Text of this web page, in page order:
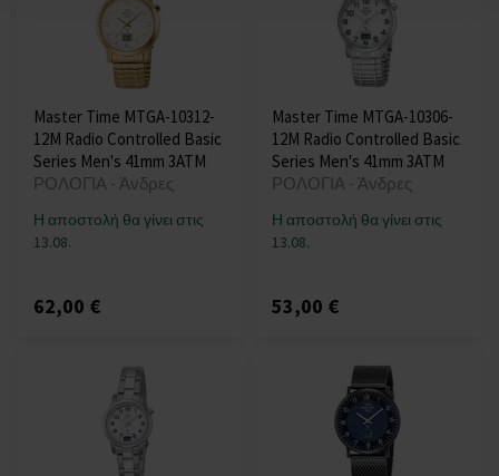
Master Time MTGA-10312-
12M Radio Controlled Basic
Series Men's 41mm 3ATM
ΡΟΛΟΓΙΑ - Άνδρες
Η αποστολή θα γίνει στις
13.08.
62,00 €
Master Time MTGA-10306-
12M Radio Controlled Basic
Series Men's 41mm 3ATM
ΡΟΛΟΓΙΑ - Άνδρες
Η αποστολή θα γίνει στις
13.08.
53,00 €